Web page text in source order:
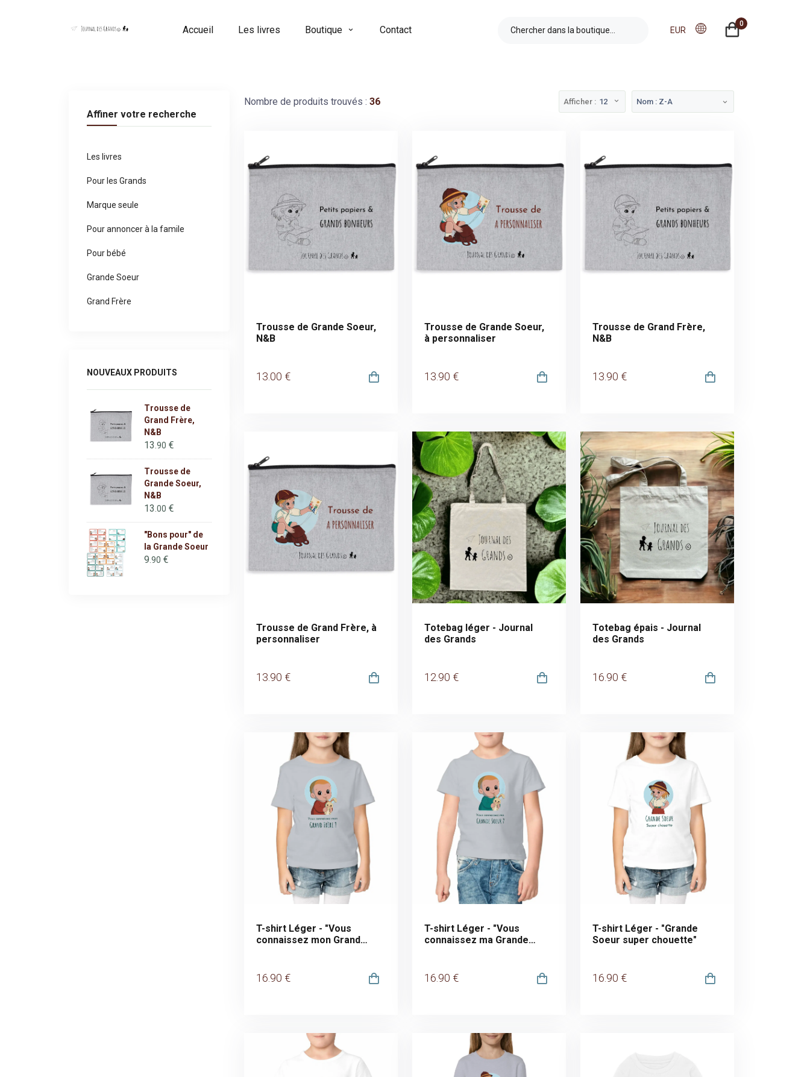
Accueil Les livres Boutique Contact EUR
0
Nombre de produits trouvés : 36 Afficher : 12 Nom : Z-A
Trousse de Grande Soeur,
N&B
13.00 €
Trousse de Grande Soeur,
à personnaliser
13 .90 €
Trousse de Grand Frère,
N&B
13 .90 €
Trousse de Grand Frère, à
personnaliser
13 .90 €
Totebag léger - Journal
des Grands
12 .90 €
Totebag épais - Journal
des Grands
16 .90 €
T-shirt Léger - "Vous
connaissez mon Grand
16 .90 €
T-shirt Léger - "Vous
connaissez ma Grande
16 .90 €
T-shirt Léger - "Grande
Soeur super chouette"
16 .90 €
Affiner votre recherche
Les livres
Pour les Grands
Marque seule
Pour annoncer à la famile
Pour bébé
Grande Soeur
Grand Frère
NOUVEAUX PRODUITS
Trousse de
Grand Frère,
N&B
13 .90 €
Trousse de
Grande Soeur,
N&B
13 .00 €
"Bons pour" de
la Grande Soeur
9 .90 €